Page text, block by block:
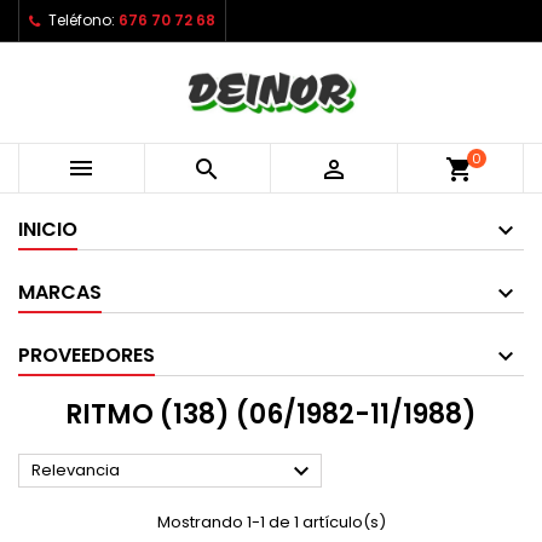
Teléfono: 676 70 72 68
   shopping_cart0
INICIO
MARCAS
PROVEEDORES
RITMO (138) (06/1982-11/1988)
Relevancia 
Mostrando 1-1 de 1 artículo(s)